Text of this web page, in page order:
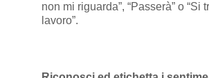
non mi riguarda”, “Passerà” o “Si
lavoro”.